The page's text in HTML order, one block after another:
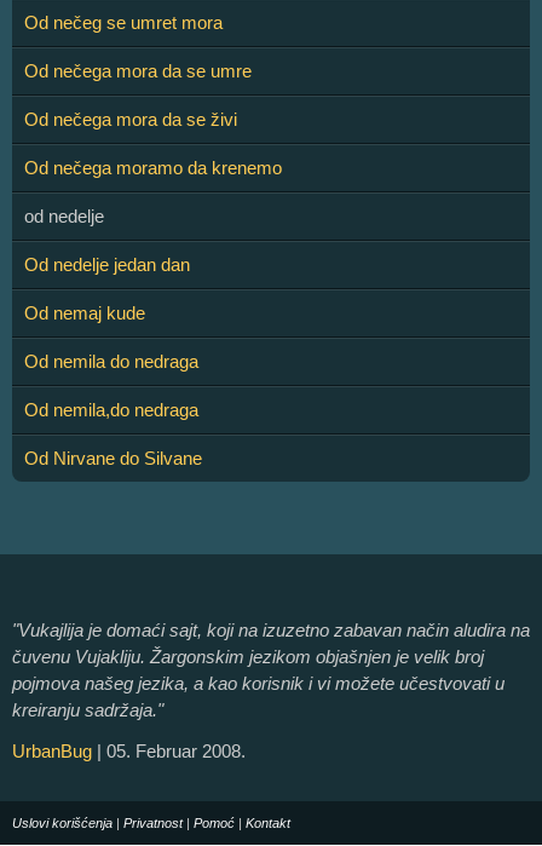
Od nečeg se umret mora
Od nečega mora da se umre
Od nečega mora da se živi
Od nečega moramo da krenemo
od nedelje
Od nedelje jedan dan
Od nemaj kude
Od nemila do nedraga
Od nemila,do nedraga
Od Nirvane do Silvane
"Vukajlija je domaći sajt, koji na izuzetno zabavan način aludira na
čuvenu Vujakliju. Žargonskim jezikom objašnjen je velik broj
pojmova našeg jezika, a kao korisnik i vi možete učestvovati u
kreiranju sadržaja."
UrbanBug | 05. Februar 2008.
Uslovi korišćenja | Privatnost| Pomoć | Kontakt